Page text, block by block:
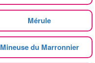
Mérule
Mineuse du Marronnier